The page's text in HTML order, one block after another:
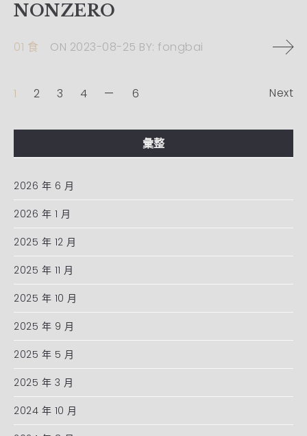
NONZERO
01 食 ON 2023-08-25 BY: fongbai
1 2 3 4 6 Next
彙整
2026 年 6 月
2026 年 1 月
2025 年 12 月
2025 年 11 月
2025 年 10 月
2025 年 9 月
2025 年 5 月
2025 年 3 月
2024 年 10 月